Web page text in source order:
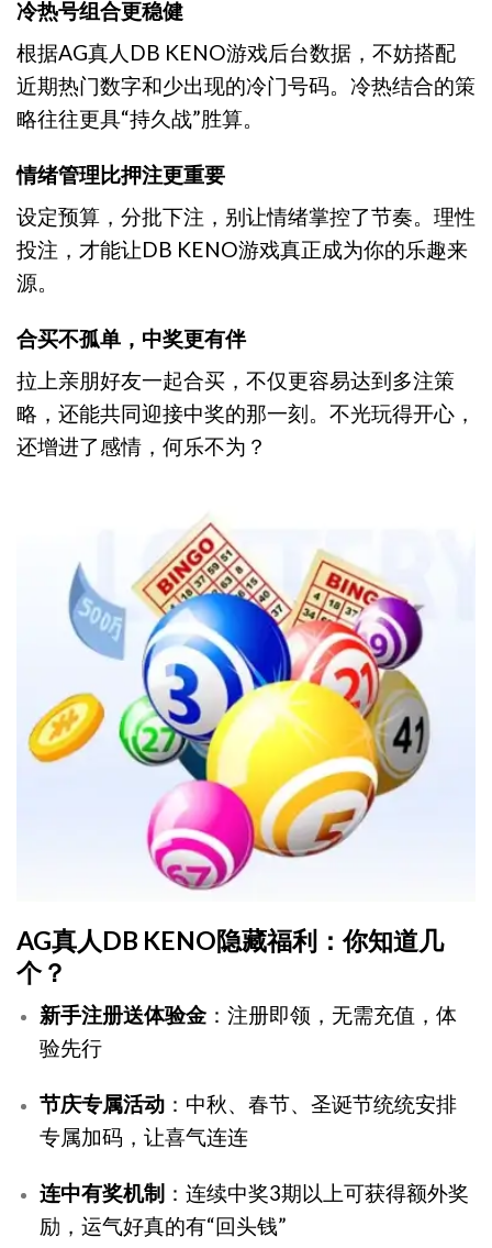
冷热号组合更稳健
根据AG真人DB KENO游戏后台数据，不妨搭配
近期热门数字和少出现的冷门号码。冷热结合的策
略往往更具“持久战”胜算。
情绪管理比押注更重要
设定预算，分批下注，别让情绪掌控了节奏。理性
投注，才能让DB KENO游戏真正成为你的乐趣来
源。
合买不孤单，中奖更有伴
拉上亲朋好友一起合买，不仅更容易达到多注策
略，还能共同迎接中奖的那一刻。不光玩得开心，
还增进了感情，何乐不为？
AG真人DB KENO隐藏福利：你知道几
个？
新手注册送体验金：注册即领，无需充值，体
验先行
节庆专属活动：中秋、春节、圣诞节统统安排
专属加码，让喜气连连
连中有奖机制 ：连续中奖3期以上可获得额外奖
励，运气好真的有“回头钱”